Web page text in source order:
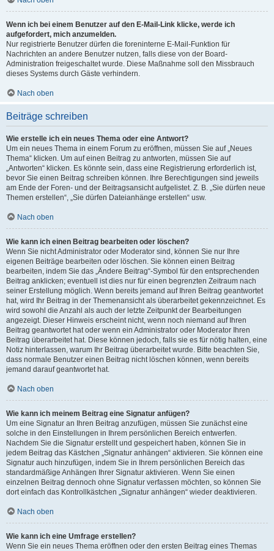
Wenn ich bei einem Benutzer auf den E-Mail-Link klicke, werde ich
aufgefordert, mich anzumelden.
Nur registrierte Benutzer dürfen die foreninterne E-Mail-Funktion für
Nachrichten an andere Benutzer nutzen, falls diese von der Board-
Administration freigeschaltet wurde. Diese Maßnahme soll den Missbrauch
dieses Systems durch Gäste verhindern.
Nach oben
Beiträge schreiben
Wie erstelle ich ein neues Thema oder eine Antwort?
Um ein neues Thema in einem Forum zu eröffnen, müssen Sie auf „Neues
Thema“ klicken. Um auf einen Beitrag zu antworten, müssen Sie auf
„Antworten“ klicken. Es könnte sein, dass eine Registrierung erforderlich ist,
bevor Sie einen Beitrag schreiben können. Ihre Berechtigungen sind jeweils
am Ende der Foren- und der Beitragsansicht aufgelistet. Z. B. „Sie dürfen neue
Themen erstellen“, „Sie dürfen Dateianhänge erstellen“ usw.
Nach oben
Wie kann ich einen Beitrag bearbeiten oder löschen?
Wenn Sie nicht Administrator oder Moderator sind, können Sie nur Ihre
eigenen Beiträge bearbeiten oder löschen. Sie können einen Beitrag
bearbeiten, indem Sie das „Ändere Beitrag“-Symbol für den entsprechenden
Beitrag anklicken; eventuell ist dies nur für einen begrenzten Zeitraum nach
seiner Erstellung möglich. Wenn bereits jemand auf Ihren Beitrag geantwortet
hat, wird Ihr Beitrag in der Themenansicht als überarbeitet gekennzeichnet. Es
wird sowohl die Anzahl als auch der letzte Zeitpunkt der Bearbeitungen
angezeigt. Dieser Hinweis erscheint nicht, wenn noch niemand auf Ihren
Beitrag geantwortet hat oder wenn ein Administrator oder Moderator Ihren
Beitrag überarbeitet hat. Diese können jedoch, falls sie es für nötig halten, eine
Notiz hinterlassen, warum Ihr Beitrag überarbeitet wurde. Bitte beachten Sie,
dass normale Benutzer einen Beitrag nicht löschen können, wenn bereits
jemand darauf geantwortet hat.
Nach oben
Wie kann ich meinem Beitrag eine Signatur anfügen?
Um eine Signatur an Ihren Beitrag anzufügen, müssen Sie zunächst eine
solche in den Einstellungen in Ihrem persönlichen Bereich entwerfen.
Nachdem Sie die Signatur erstellt und gespeichert haben, können Sie in
jedem Beitrag das Kästchen „Signatur anhängen“ aktivieren. Sie können eine
Signatur auch hinzufügen, indem Sie in Ihrem persönlichen Bereich das
standardmäßige Anhängen Ihrer Signatur aktivieren. Wenn Sie einen
einzelnen Beitrag dennoch ohne Signatur verfassen möchten, so können Sie
dort einfach das Kontrollkästchen „Signatur anhängen“ wieder deaktivieren.
Nach oben
Wie kann ich eine Umfrage erstellen?
Wenn Sie ein neues Thema eröffnen oder den ersten Beitrag eines Themas